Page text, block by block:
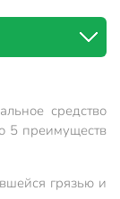
средство
5 преимуществ
грязью и